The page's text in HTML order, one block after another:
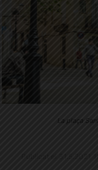
La plaça